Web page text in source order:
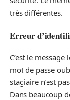
très différentes.
Erreur
C’est le
mot de passe
stagiaire n’est
Dans beaucoup